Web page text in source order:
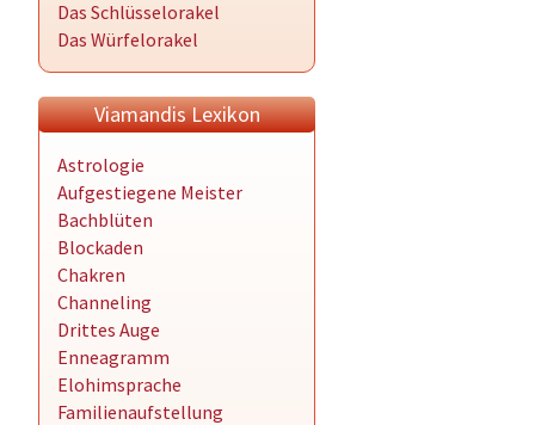
Das Schlüsselorakel
Das Würfelorakel
Viamandis Lexikon
Astrologie
Aufgestiegene Meister
Bachblüten
Blockaden
Chakren
Channeling
Drittes Auge
Enneagramm
Elohimsprache
Familienaufstellung